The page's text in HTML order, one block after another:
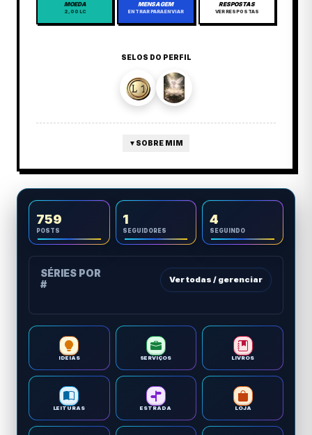
MOEDA
2,00 LC
MENSAGEM
ENTRAR PARA ENVIAR
RESPOSTAS
VER RESPOSTAS
SELOS DO PERFIL
▼ SOBRE MIM
759
POSTS
1
SEGUIDORES
4
SEGUINDO
SÉRIES POR
#
Ver todas / gerenciar
IDEIAS SERVIÇOS LIVROS
LEITURAS ESTRADA LOJA